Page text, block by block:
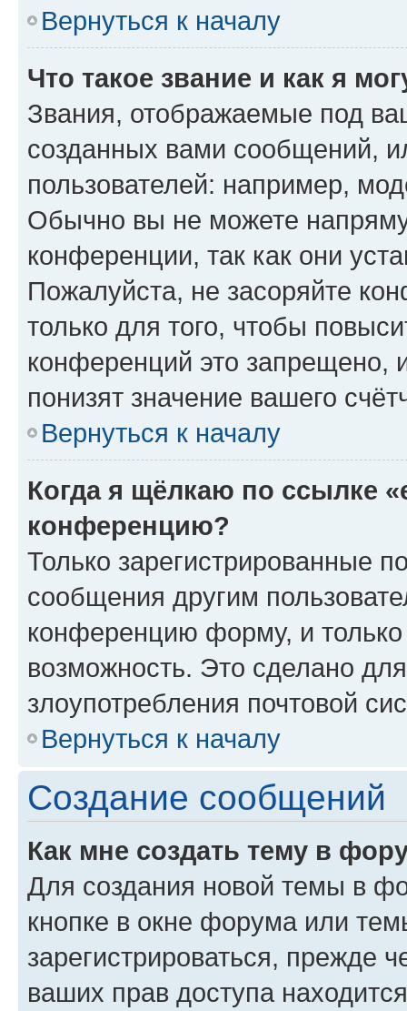
Вернуться к началу
Что такое звание и как я
Звания, отображаемые под
созданных вами сообщений,
пользователей: например,
Обычно вы не можете
конференции, так как они
Пожалуйста, не засоряйте
только для того, чтобы
конференций это запрещено,
понизят значение вашего
Вернуться к началу
Когда я щёлкаю по ссылке
конференцию?
Только зарегистрированные
сообщения другим
конференцию форму, и
возможность. Это сделано
злоупотребления почтовой
Вернуться к началу
Создание сообщений
Как мне создать тему в
Для создания новой темы в
кнопке в окне форума или
зарегистрироваться, прежде
ваших прав доступа